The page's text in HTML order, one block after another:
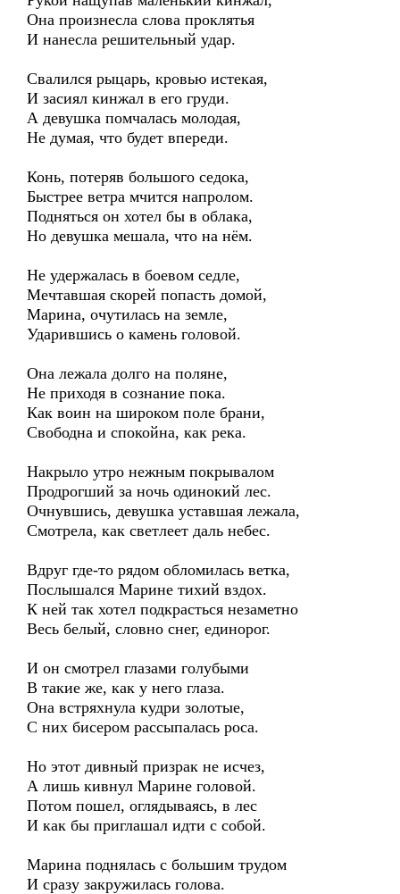
Она произнесла слова проклятья
И нанесла решительный удар.
Свалился рыцарь, кровью истекая,
И засиял кинжал в его груди.
А девушка помчалась молодая,
Не думая, что будет впереди.
Конь, потеряв большого седока,
Быстрее ветра мчится напролом.
Подняться он хотел бы в облака,
Но девушка мешала, что на нём.
Не удержалась в боевом седле,
Мечтавшая скорей попасть домой,
Марина, очутилась на земле,
Ударившись о камень головой.
Она лежала долго на поляне,
Не приходя в сознание пока.
Как воин на широком поле брани,
Свободна и спокойна, как река.
Накрыло утро нежным покрывалом
Продрогший за ночь одинокий лес.
Очнувшись, девушка уставшая лежала,
Смотрела, как светлеет даль небес.
Вдруг где-то рядом обломилась ветка,
Послышался Марине тихий вздох.
К ней так хотел подкрасться незаметно
Весь белый, словно снег, единорог.
И он смотрел глазами голубыми
В такие же, как у него глаза.
Она встряхнула кудри золотые,
С них бисером рассыпалась роса.
Но этот дивный призрак не исчез,
А лишь кивнул Марине головой.
Потом пошел, оглядываясь, в лес
И как бы приглашал идти с собой.
Марина поднялась с большим трудом
И сразу закружилась голова.